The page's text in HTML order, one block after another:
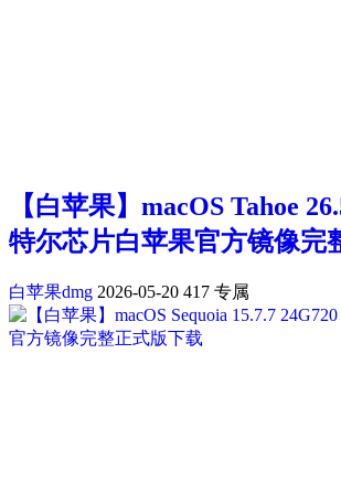
【白苹果】macOS Tahoe
特尔芯片白苹果官方镜像完
白苹果dmg 2026-05-20 417 专属